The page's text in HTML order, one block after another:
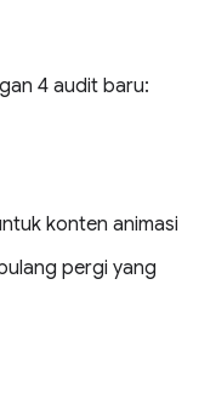
4 audit baru:
konten animasi
pergi yang